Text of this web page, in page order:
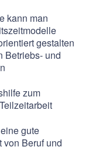
kann man
gestalten
Betriebs- und
zum
gute
von Beruf und